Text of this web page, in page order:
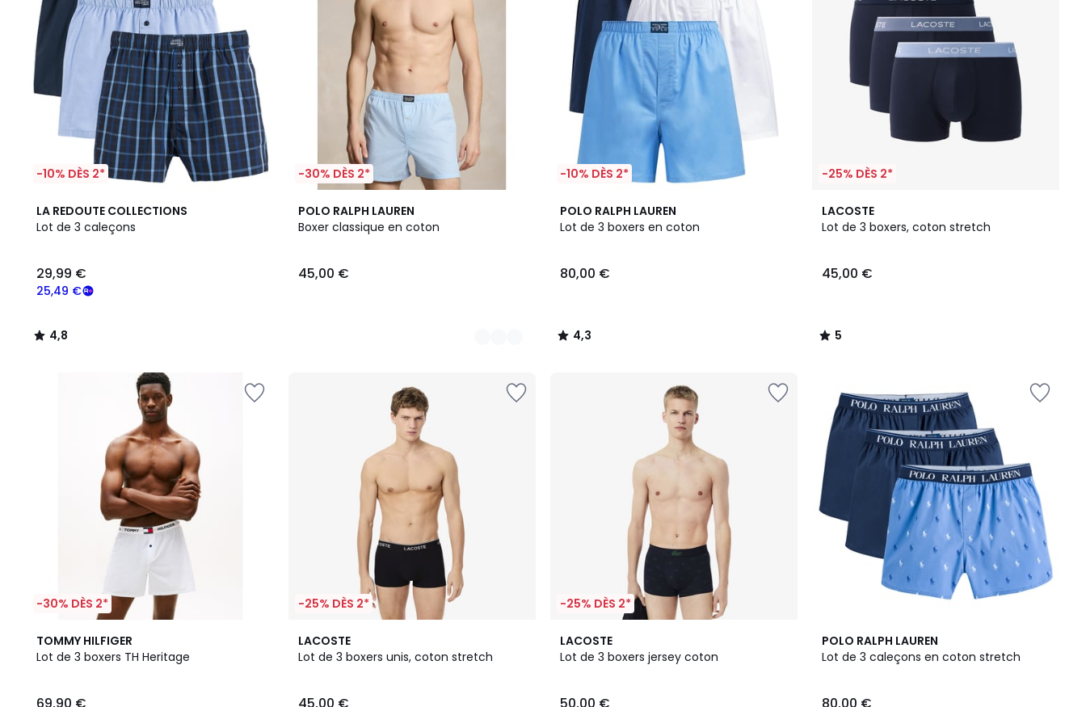
-10% DÈS 2*
LA REDOUTE COLLECTIONS
Lot de 3 caleçons
25,49 €
29,99 €
4,8
/ 5
4,8
/
-30% DÈS 2*
POLO RALPH LAUREN
Boxer classique en coton
45,00 €
2
Couleurs
-10% DÈS 2*
POLO RALPH LAUREN
Lot de 3 boxers en coton
80,00 €
4,3
/ 5
4,3
/
-25% DÈS 2*
LACOSTE
Lot de 3 boxers, coton stretch
45,00 €
5
/
5
/
-30% DÈS 2*
TOMMY HILFIGER
Lot de 3 boxers TH Heritage
-25% DÈS 2*
LACOSTE
Lot de 3 boxers unis, coton stretch
5
/
2
Couleurs
-25% DÈS 2*
LACOSTE
Lot de 3 boxers jersey coton
POLO RALPH LAUREN
Lot de 3 caleçons en coton stretch
5
/